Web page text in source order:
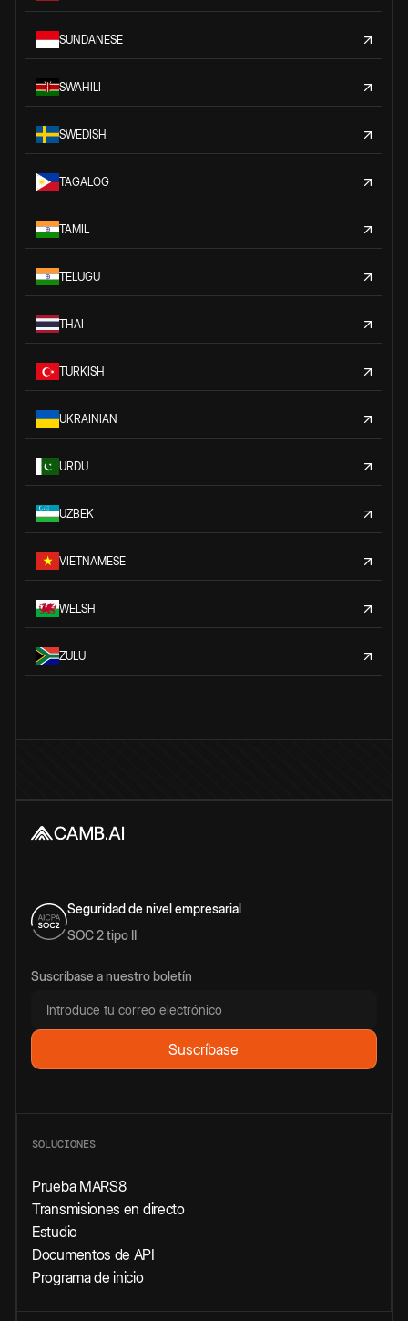
SUNDANESE
SWAHILI
SWEDISH
TAGALOG
TAMIL
TELUGU
THAI
TURKISH
UKRAINIAN
URDU
UZBEK
VIETNAMESE
WELSH
ZULU
Seguridad de nivel empresarial
SOC 2 tipo II
Suscríbase a nuestro boletín
SOLUCIONES
Prueba MARS8
Transmisiones en directo
Estudio
Documentos de API
Programa de inicio